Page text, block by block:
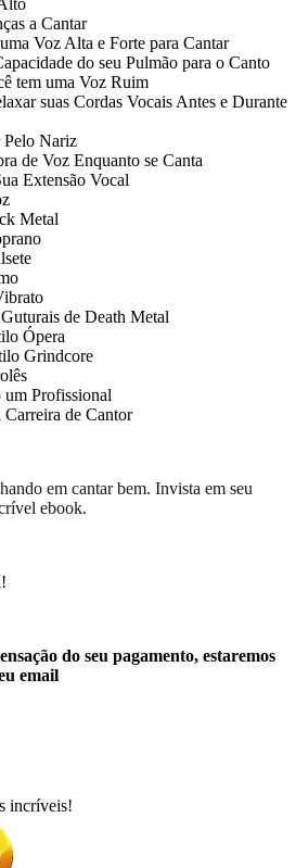
a Cantar
Voz Alta e Forte para Cantar
do seu Pulmão para o Canto
tem uma Voz Ruim
suas Cordas Vocais Antes e Durante
Pelo Nariz
de Voz Enquanto se Canta
Extensão Vocal
Metal
de Death Metal
Ópera
Grindcore
Profissional
de Cantor
em cantar bem. Invista em seu
ebook.
do seu pagamento, estaremos
email
incríveis!